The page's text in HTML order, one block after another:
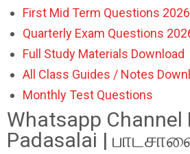
First Mid Term Questions 2026
Quarterly Exam Questions
Full Study Materials Download
All Class Guides / Notes
Monthly Test Questions
Whatsapp Channel
Padasalai |